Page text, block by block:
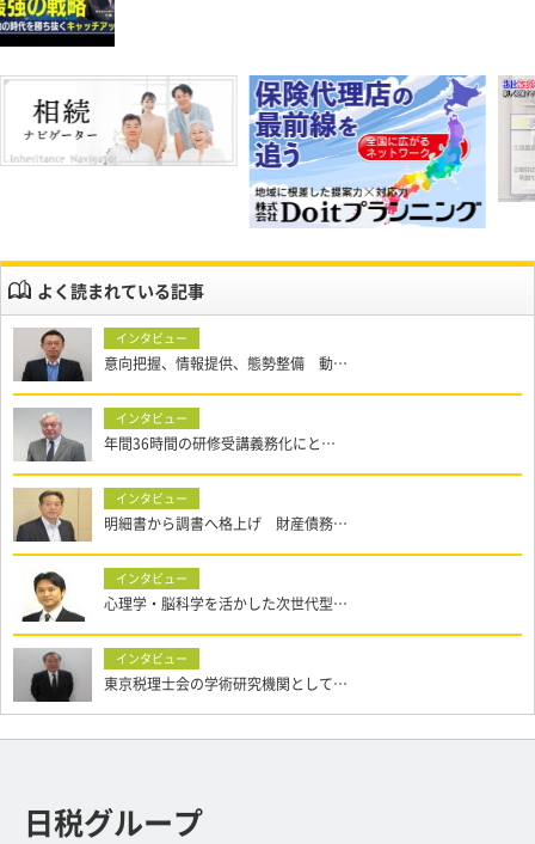
よく読まれている記事
意向把握、情報提供、態勢整備 動…
年間36時間の研修受講義務化にと…
明細書から調書へ格上げ 財産債務…
心理学・脳科学を活かした次世代型…
東京税理士会の学術研究機関として…
日税グループ